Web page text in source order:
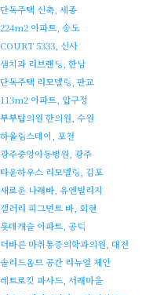
단독주택 신축, 세종
224m2 아파트, 송도
COURT 5333, 신사
샘치과 리브랜딩, 한남
단독주택 리모델링, 판교
113m2 아파트, 압구정
부부탑의원 한의원, 수원
하울림스테이, 포천
광주중앙아동병원, 광주
타운하우스 리모델링, 김포
새로운 나래바, 유엔빌리지
갤러리 피그먼트 바, 회현
롯데캐슬 아파트, 공덕
더바른 마취통증의학과의원, 대전
솔리드옴므 공간 리뉴얼 제안
레트로킷 파사드, 서래마을